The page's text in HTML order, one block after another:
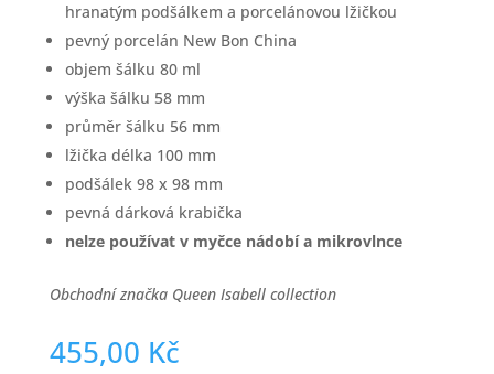
hranatým podšálkem a porcelánovou lžičkou
pevný porcelán New Bon China
objem šálku 80 ml
výška šálku 58 mm
průměr šálku 56 mm
lžička délka 100 mm
podšálek 98 x 98 mm
pevná dárková krabička
nelze používat v myčce nádobí a mikrovlnce
Obchodní značka Queen Isabell collection
455,00 Kč